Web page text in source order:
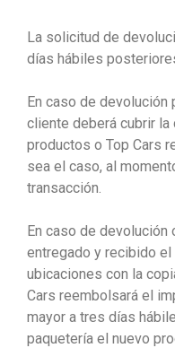
La solicitud de
días hábiles
En caso de devolución
cliente deberá cubrir
productos o Top Cars
sea el caso, al
transacción.
En caso de devolución
entregado y recibido
ubicaciones con la
Cars reembolsará el
mayor a tres días
paquetería el nuevo